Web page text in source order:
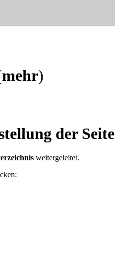
mehr)
der Seite
weitergeleitet.